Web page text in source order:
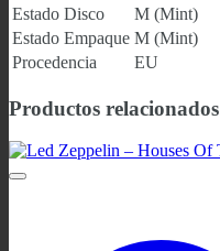
Estado Disco
M (Mint)
Estado Empaque M (Mint)
Procedencia
EU
Productos relacionados